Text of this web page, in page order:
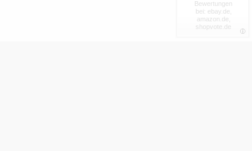
Bewertungen
bei: ebay.de,
amazon.de,
shopvote.de